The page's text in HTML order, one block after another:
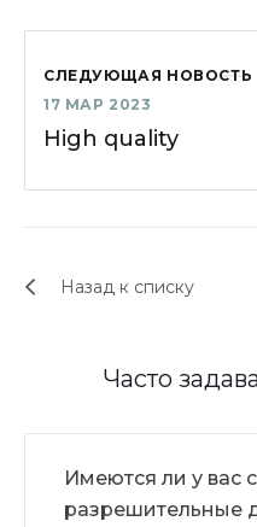
СЛЕДУЮЩАЯ НОВОСТЬ
17 МАР 2023
High quality
Назад к списку
Часто
Имеются ли у вас
разрешительные